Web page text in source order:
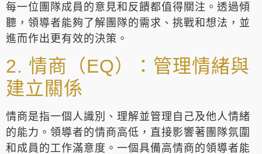
每一位團隊成員的意見和反饋都值得關注。透過傾
聽，領導者能夠了解團隊的需求、挑戰和想法，並
進而作出更有效的決策。
2. 情商（EQ）：管理情緒與
建立關係
情商是指一個人識別、理解並管理自己及他人情緒
的能力。領導者的情商高低，直接影響著團隊氛圍
和成員的工作滿意度。一個具備高情商的領導者能